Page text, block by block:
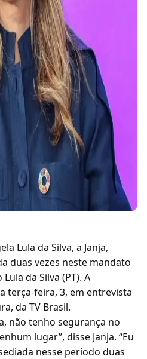
Lula da Silva, a Janja,
duas vezes neste mandato
da Silva (PT). A
terça-feira, 3, em entrevista
da TV Brasil.
não tenho segurança no
lugar”, disse Janja. “Eu
nesse período duas